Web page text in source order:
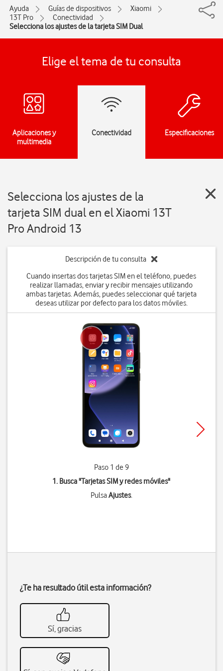
Ayuda Guías de dispositivos
Xiaomi
13T Pro
Conectividad
Selecciona los ajustes de la tarjeta SIM Dual
Elige el tema de tu consulta
Aplicaciones y
multimedia
Conectividad Especificaciones
Selecciona los ajustes de la
tarjeta SIM dual en el Xiaomi 13T
Pro Android 13
Descripción de tu consulta
Cuando insertas dos tarjetas SIM en el teléfono, puedes
realizar llamadas, enviar y recibir mensajes utilizando
ambas tarjetas. Además, puedes seleccionar qué tarjeta
deseas utilizar por defecto para los datos móviles.
Paso 1 de 9
1. Busca "Tarjetas SIM y redes móviles"
PulsaAjustes.
¿Te ha resultado útil esta información?
Sí, gracias